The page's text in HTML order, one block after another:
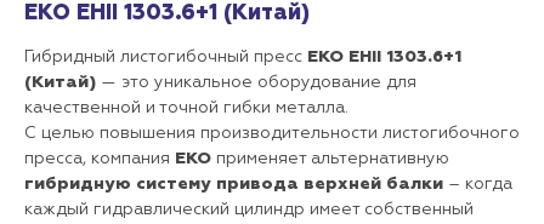
EKO EHII 1303.6+1 (Китай)
Гибридный листогибочный пресс EKO EHII 1303.6+1
(Китай) — это уникальное оборудование для
качественной и точной гибки металла.
С целью повышения производительности листогибочного
пресса, компания ЕКО применяет альтернативную
гибридную систему привода верхней балки – когда
каждый гидравлический цилиндр имеет собственный